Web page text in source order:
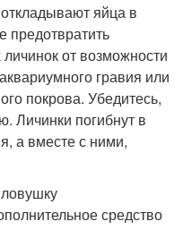
яйца в
предотвратить
от возможности
гравия или
покрова. Убедитесь,
Личинки погибнут в
а вместе с ними,
средство